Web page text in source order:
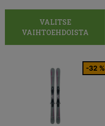
VALITSE
VAIHTOEHDOISTA
-32 %